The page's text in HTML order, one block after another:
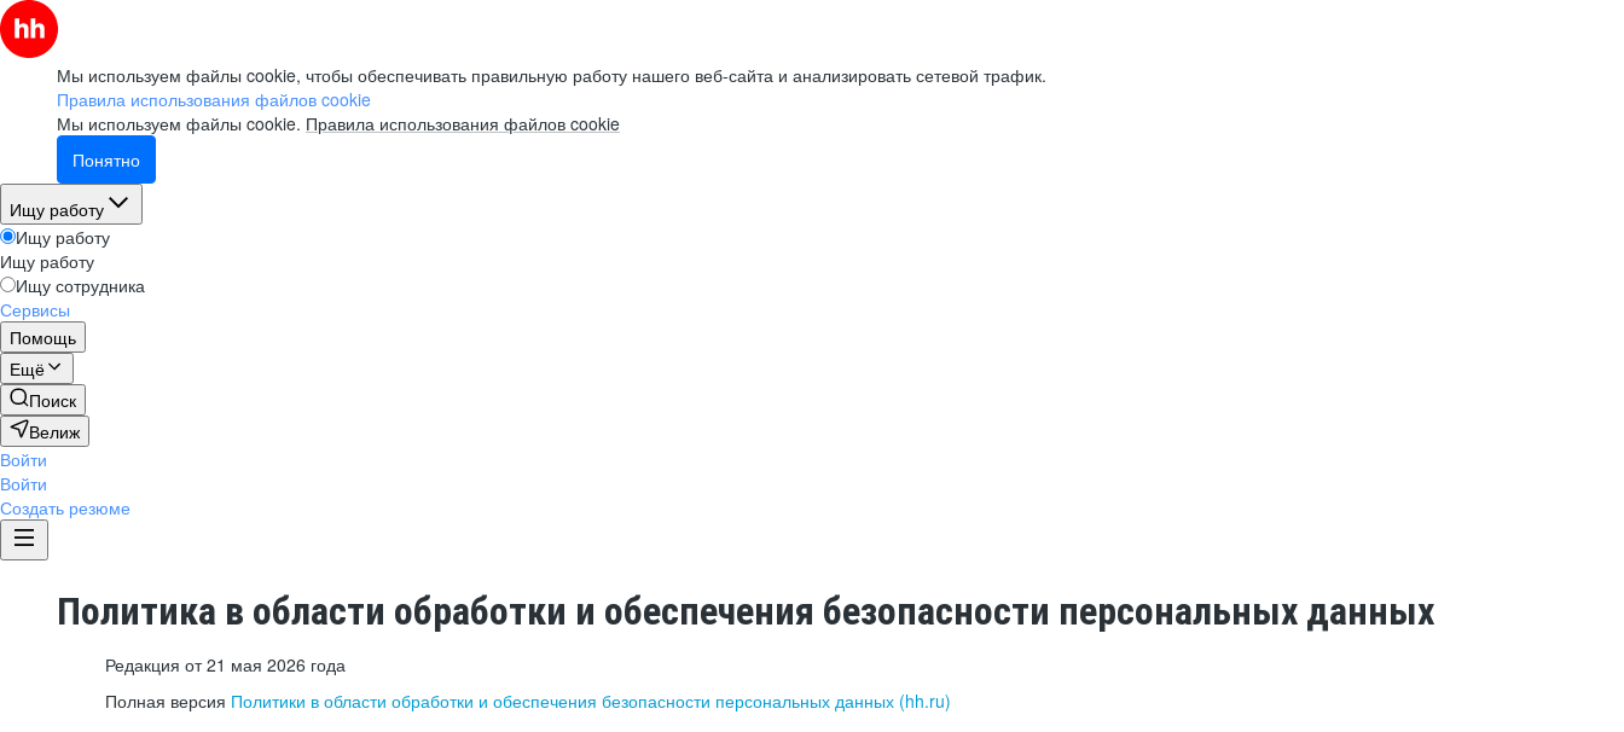
Мы используем файлы cookie, чтобы обеспечивать правильную работу нашего веб-сайта и анализировать сетевой трафик.
Правила использования файлов cookie
Мы используем файлы cookie. Правила использования файлов cookie
Понятно
Ищу работу
Ищу работу
Ищу работу
Ищу сотрудника
Сервисы
Помощь
Ещё
Поиск
Велиж
Войти
Войти
Создать резюме
Политика в области обработки и обеспечения безопасности персональных данных
Редакция от 21 мая 2026 года
Полная версия Политики в области обработки и обеспечения безопасности персональных данных (hh.ru)